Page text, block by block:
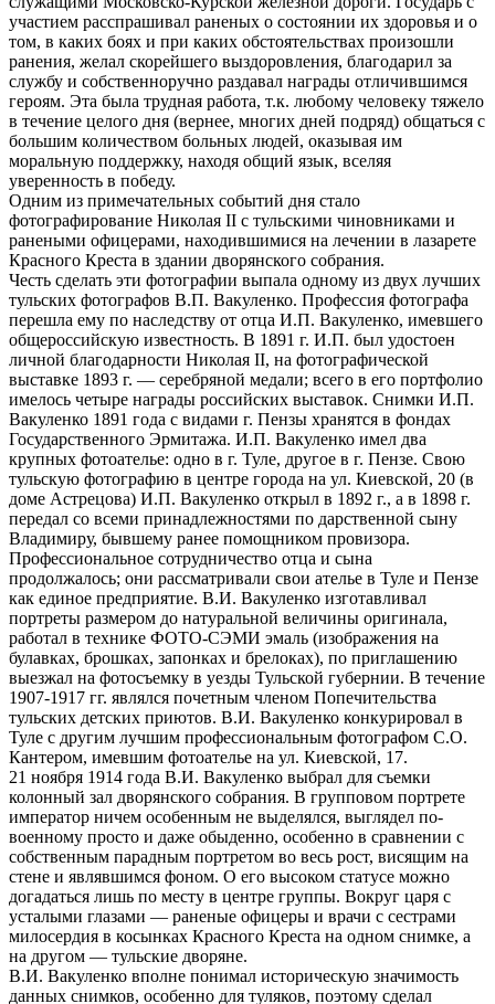
участием расспрашивал раненых о состоянии их здоровья и о
том, в каких боях и при каких обстоятельствах произошли
ранения, желал скорейшего выздоровления, благодарил за
службу и собственноручно раздавал награды отличившимся
героям. Эта была трудная работа, т.к. любому человеку тяжело
в течение целого дня (вернее, многих дней подряд) общаться с
большим количеством больных людей, оказывая им
моральную поддержку, находя общий язык, вселяя
уверенность в победу.
Одним из примечательных событий дня стало
фотографирование Николая II с тульскими чиновниками и
ранеными офицерами, находившимися на лечении в лазарете
Красного Креста в здании дворянского собрания.
Честь сделать эти фотографии выпала одному из двух лучших
тульских фотографов В.П. Вакуленко. Профессия фотографа
перешла ему по наследству от отца И.П. Вакуленко, имевшего
общероссийскую известность. В 1891 г. И.П. был удостоен
личной благодарности Николая II, на фотографической
выставке 1893 г. — серебряной медали; всего в его портфолио
имелось четыре награды российских выставок. Снимки И.П.
Вакуленко 1891 года с видами г. Пензы хранятся в фондах
Государственного Эрмитажа. И.П. Вакуленко имел два
крупных фотоателье: одно в г. Туле, другое в г. Пензе. Свою
тульскую фотографию в центре города на ул. Киевской, 20 (в
доме Астрецова) И.П. Вакуленко открыл в 1892 г., а в 1898 г.
передал со всеми принадлежностями по дарственной сыну
Владимиру, бывшему ранее помощником провизора.
Профессиональное сотрудничество отца и сына
продолжалось; они рассматривали свои ателье в Туле и Пензе
как единое предприятие. В.И. Вакуленко изготавливал
портреты размером до натуральной величины оригинала,
работал в технике ФОТО-СЭМИ эмаль (изображения на
булавках, брошках, запонках и брелоках), по приглашению
выезжал на фотосъемку в уезды Тульской губернии. В течение
1907-1917 гг. являлся почетным членом Попечительства
тульских детских приютов. В.И. Вакуленко конкурировал в
Туле с другим лучшим профессиональным фотографом С.О.
Кантером, имевшим фотоателье на ул. Киевской, 17.
21 ноября 1914 года В.И. Вакуленко выбрал для съемки
колонный зал дворянского собрания. В групповом портрете
император ничем особенным не выделялся, выглядел по-
военному просто и даже обыденно, особенно в сравнении с
собственным парадным портретом во весь рост, висящим на
стене и являвшимся фоном. О его высоком статусе можно
догадаться лишь по месту в центре группы. Вокруг царя с
усталыми глазами — раненые офицеры и врачи с сестрами
милосердия в косынках Красного Креста на одном снимке, а
на другом — тульские дворяне.
В.И. Вакуленко вполне понимал историческую значимость
данных снимков, особенно для туляков, поэтому сделал